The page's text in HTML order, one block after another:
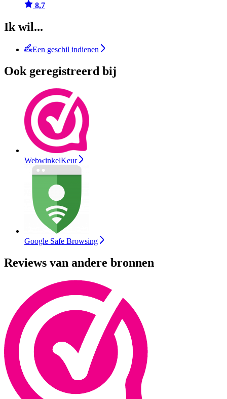
8,7
Ik wil...
Een geschil indienen
Ook geregistreerd bij
WebwinkelKeur
Google Safe Browsing
Reviews van andere bronnen